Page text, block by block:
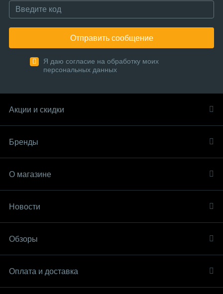
Отправить сообщение
Я даю согласие на обработку моих
персональных данных
Акции и скидки
Бренды
О магазине
Новости
Обзоры
Оплата и доставка